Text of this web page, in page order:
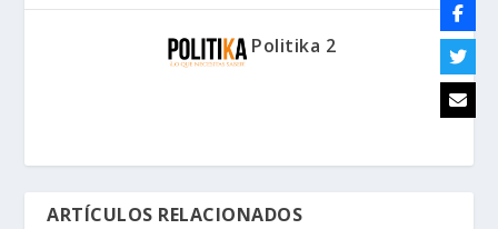
Politika 2
ARTÍCULOS RELACIONADOS